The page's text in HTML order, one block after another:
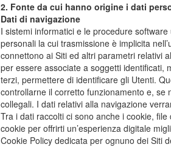
2. Fonte da cui hanno origine i dati
Dati di navigazione
I sistemi informatici e le procedure
personali la cui trasmissione è implicita
connettono ai Siti ed altri parametri relativi
per essere associate a soggetti identificati,
terzi, permettere di identificare gli Utenti.
controllarne il corretto funzionamento e, se
collegali. I dati relativi alla navigazione
Tra i dati raccolti ci sono anche i cookie,
cookie per offrirti un’esperienza digitale
Cookie Policy dedicata per ognuno dei Siti